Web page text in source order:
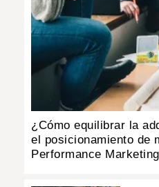
¿Cómo equilibrar la
el posicionamiento de
Performance